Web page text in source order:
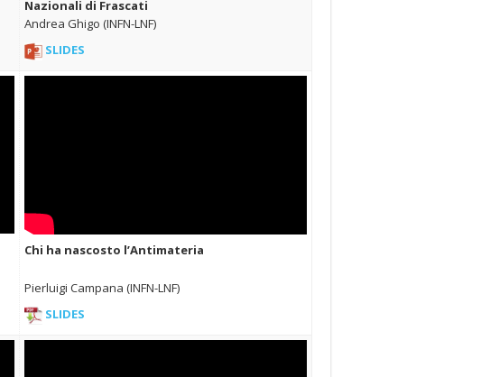
Nazionali di Frascati
Andrea Ghigo (INFN-LNF)
SLIDES
Chi ha nascosto l’Antimateria
Pierluigi Campana (INFN-LNF)
SLIDES